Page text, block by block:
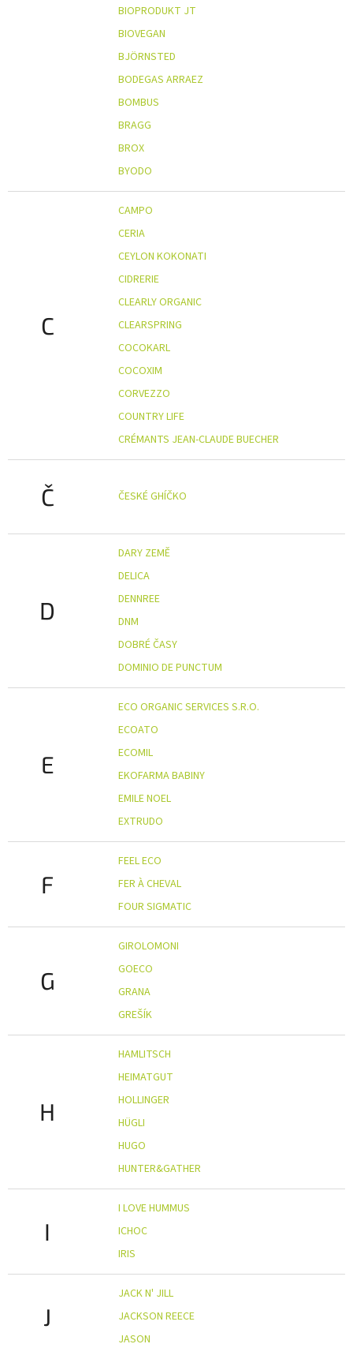
BIOPRODUKT JT
BIOVEGAN
BJÖRNSTED
BODEGAS ARRAEZ
BOMBUS
BRAGG
BROX
BYODO
C
CAMPO
CERIA
CEYLON KOKONATI
CIDRERIE
CLEARLY ORGANIC
CLEARSPRING
COCOKARL
COCOXIM
CORVEZZO
COUNTRY LIFE
CRÉMANTS JEAN-CLAUDE BUECHER
Č ČESKÉ GHÍČKO
D
DARY ZEMĚ
DELICA
DENNREE
DNM
DOBRÉ ČASY
DOMINIO DE PUNCTUM
E
ECO ORGANIC SERVICES S.R.O.
ECOATO
ECOMIL
EKOFARMA BABINY
EMILE NOEL
EXTRUDO
F
FEEL ECO
FER À CHEVAL
FOUR SIGMATIC
G
GIROLOMONI
GOECO
GRANA
GREŠÍK
H
HAMLITSCH
HEIMATGUT
HOLLINGER
HÜGLI
HUGO
HUNTER&GATHER
I
I LOVE HUMMUS
ICHOC
IRIS
J
JACK N' JILL
JACKSON REECE
JASON